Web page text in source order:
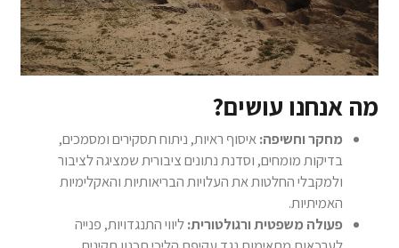
מה אנחנו עושים?
מחקר וחשיפה:איסוף ראיות, ניתוח תסקירים ומסמכים,
בדיקות מומחים, וסדנת נתונים ציבורית שמציגה לציבור
ולמקבלי החלטות את העלויות הבריאותיות והאקלימיות
האמיתיות.
פעולה משפטית ורגולטורית:ליווי התנגדויות, פנייה